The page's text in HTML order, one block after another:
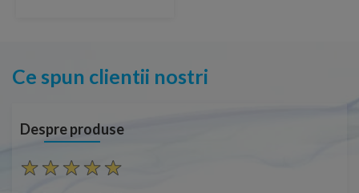
Ce spun clientii nostri
Despre produse